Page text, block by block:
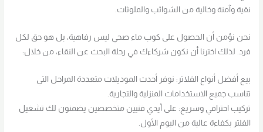
نقية وآمنة وخالية من الشوائب والملوثات.
نحن نؤمن أن الحصول على كوب ماء صحي ليس رفاهية، بل هو حق لكل
فرد. لذلك اخترنا أن نكون شركاءك في رحلة البحث عن النقاء، من خلال:
بيع أفضل أنواع الفلاتر: نوفر أحدث الموديلات متعددة المراحل التي
تناسب جميع الاستخدامات المنزلية والتجارية.
تركيب احترافي وسريع: على أيدي فنيين متخصصين يضمنون لك تشغيل
الفلتر بكفاءة عالية من اليوم الأول.